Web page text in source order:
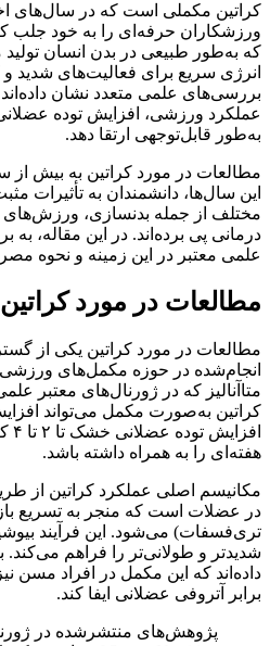
کراتین مکملی است که در سال‌های
ورزشکاران حرفه‌ای را به خود جلب
که به‌طور طبیعی در بدن انسان
انرژی سریع برای فعالیت‌های شدید و
بررسی‌های علمی متعدد نشان
عملکرد ورزشی، افزایش توده عضلانی
به‌طور قابل‌توجهی ارتقا دهد.
مطالعات در مورد کراتین به بیش
این سال‌ها، دانشمندان به تأثیرات
مختلف از جمله بدنسازی، ورزش‌های
درمانی پی برده‌اند. در این مقاله، به
علمی معتبر در این زمینه و نحوه
مطالعات در مورد
مطالعات در مورد کراتین یکی از
انجام‌شده در حوزه مکمل‌های
متاآنالیز که در ژورنال‌های معتبر
هفته‌ای را به همراه داشته باشد.
مکانیسم اصلی عملکرد کراتین از
تری‌فسفات) می‌شود. این فرآیند
شدیدتر و طولانی‌تر را فراهم
داده‌اند که این مکمل در افراد مسن
برابر آتروفی عضلانی ایفا کند.